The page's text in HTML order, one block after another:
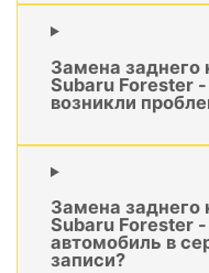
Замена заднего
Subaru Forester
возникли
Замена заднего
Subaru Forester -
автомобиль в
записи?